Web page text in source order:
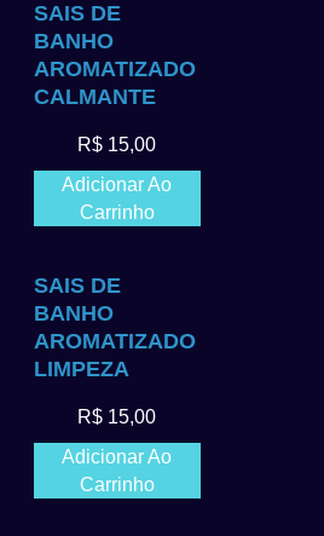
SAIS DE
BANHO
AROMATIZADO
CALMANTE
R$ 15,00
Adicionar Ao
Carrinho
SAIS DE
BANHO
AROMATIZADO
LIMPEZA
R$ 15,00
Adicionar Ao
Carrinho